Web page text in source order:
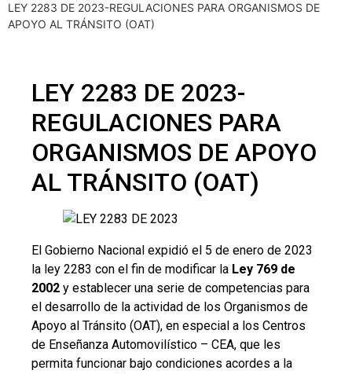
LEY 2283 DE 2023-REGULACIONES PARA ORGANISMOS DE
APOYO AL TRÁNSITO (OAT)
LEY 2283 DE 2023-
REGULACIONES PARA
ORGANISMOS DE APOYO
AL TRÁNSITO (OAT)
El Gobierno Nacional expidió el 5 de enero de 2023
la ley 2283 con el fin de modificar la Ley 769 de
2002 y establecer una serie de competencias para
el desarrollo de la actividad de los Organismos de
Apoyo al Tránsito (OAT), en especial a los Centros
de Enseñanza Automovilístico – CEA, que les
permita funcionar bajo condiciones acordes a la